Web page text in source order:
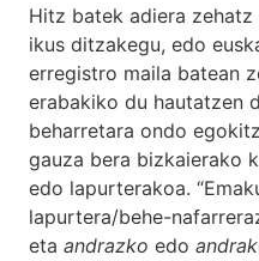
Hitz batek adiera
ikus ditzakegu, edo
erregistro maila batean
erabakiko du hautatzen
beharretara ondo
gauza bera bizkaierako
edo lapurterakoa.
lapurtera/behe-
eta andrazko edo